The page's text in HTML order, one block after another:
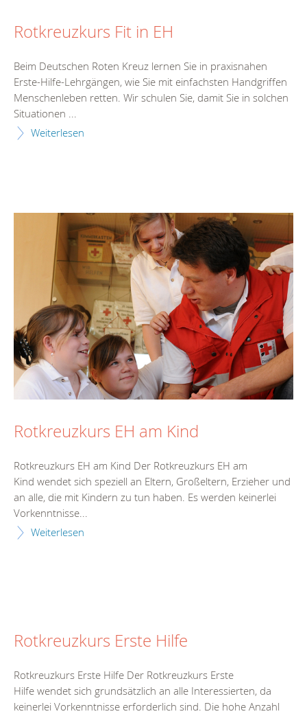
Rotkreuzkurs Fit in EH
Beim Deutschen Roten Kreuz lernen Sie in praxisnahen
Erste-Hilfe-Lehrgängen, wie Sie mit einfachsten Handgriffen
Menschenleben retten. Wir schulen Sie, damit Sie in solchen
Situationen ...
Weiterlesen
Rotkreuzkurs EH am Kind
Rotkreuzkurs EH am Kind Der Rotkreuzkurs EH am
Kind wendet sich speziell an Eltern, Großeltern, Erzieher und
an alle, die mit Kindern zu tun haben. Es werden keinerlei
Vorkenntnisse...
Weiterlesen
Rotkreuzkurs Erste Hilfe
Rotkreuzkurs Erste Hilfe Der Rotkreuzkurs Erste
Hilfe wendet sich grundsätzlich an alle Interessierten, da
keinerlei Vorkenntnisse erforderlich sind. Die hohe Anzahl